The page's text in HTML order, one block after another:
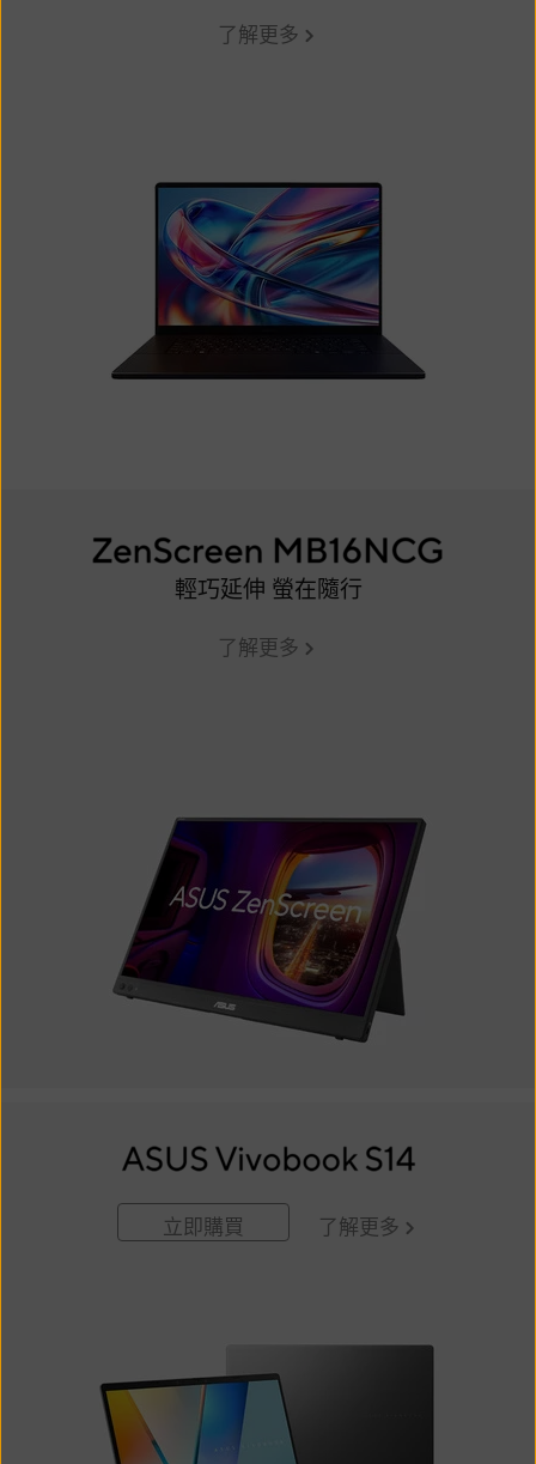
了解更多
輕巧延伸 螢在隨行
了解更多
立即購買 了解更多